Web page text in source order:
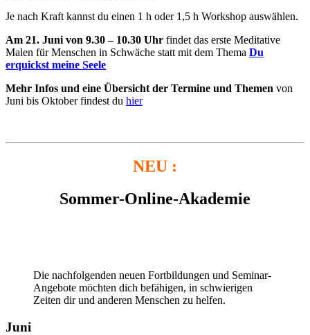
Je nach Kraft kannst du einen 1 h oder 1,5 h Workshop auswählen.
Am 21. Juni von 9.30 – 10.30 Uhr findet das erste Meditative
Malen für Menschen in Schwäche statt mit dem Thema Du
erquickst meine Seele
Mehr Infos und eine Übersicht der Termine und Themen von
Juni bis Oktober findest du hier
NEU :
Sommer-Online-Akademie
Die nachfolgenden neuen Fortbildungen und Seminar-
Angebote möchten dich befähigen, in schwierigen
Zeiten dir und anderen Menschen zu helfen.
Juni